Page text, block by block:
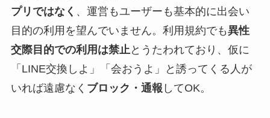
プリではなく 、運営もユーザーも基本的に出会い
目的の利用を望んでいません。利用規約でも異性
交際目的での利用は禁止 とうたわれており​、仮に
「LINE交換しよ」「会おうよ」と誘ってくる人が
いれば遠慮なく ブロック・通報 してOK。​